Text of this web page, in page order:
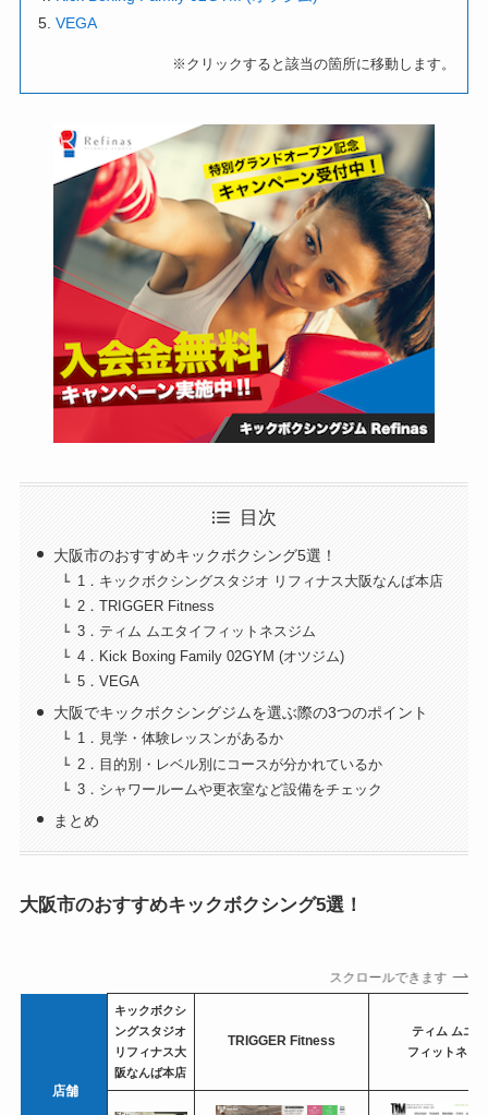
VEGA
※クリックすると該当の箇所に移動します。
目次
大阪市のおすすめキックボクシング5選！
1．キックボクシングスタジオ リフィナス大阪なんば本店
2．TRIGGER Fitness
3．ティム ムエタイフィットネスジム
4．Kick Boxing Family 02GYM (オツジム)
5．VEGA
大阪でキックボクシングジムを選ぶ際の3つのポイント
1．見学・体験レッスンがあるか
2．目的別・レベル別にコースが分かれているか
3．シャワールームや更衣室など設備をチェック
まとめ
大阪市のおすすめキックボクシング5選！
スクロールできます
店舗
キックボクシ
ングスタジオ
リフィナス大
阪なんば本店
TRIGGER Fitness
ティム ムエ
フィットネス